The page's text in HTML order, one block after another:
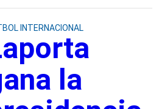
INTERNACIONAL
la